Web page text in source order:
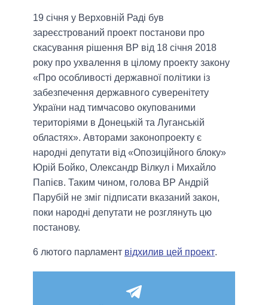
19 січня у Верховній Раді був
зареєстрований проект постанови про
скасування рішення ВР від 18 січня 2018
року про ухвалення в цілому проекту закону
«Про особливості державної політики із
забезпечення державного суверенітету
України над тимчасово окупованими
територіями в Донецькій та Луганській
областях». Авторами законопроекту є
народні депутати від «Опозиційного блоку»
Юрій Бойко, Олександр Вілкул і Михайло
Папієв. Таким чином, голова ВР Андрій
Парубій не зміг підписати вказаний закон,
поки народні депутати не розглянуть цю
постанову.
6 лютого парламент відхилив цей проект.